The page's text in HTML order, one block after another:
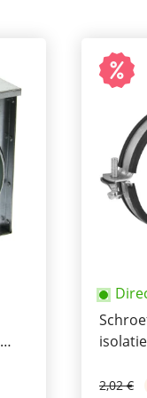
2,02 €